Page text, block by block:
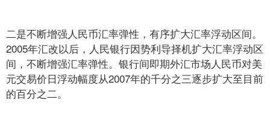
二是不断增强人民币汇率弹性，有序扩大汇率浮动区间。
2005年汇改以后，人民银行因势利导择机扩大汇率浮动区
间，不断增强汇率弹性。银行间即期外汇市场人民币对美
元交易价日浮动幅度从2007年的千分之三逐步扩大至目前
的百分之二。